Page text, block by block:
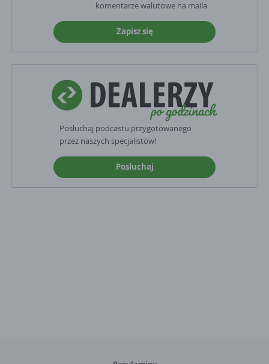
komentarze walutowe na maila
Zapisz się
Posłuchaj podcastu przygotowanego
przez naszych specjalistów!
Posłuchaj